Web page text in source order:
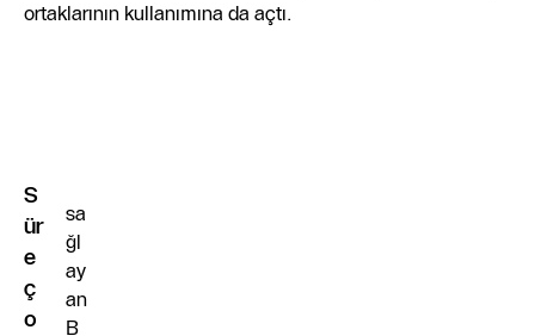
ortaklarının kullanımına da açtı.
S
ür
e
ç
o
sa
ğl
ay
an
B